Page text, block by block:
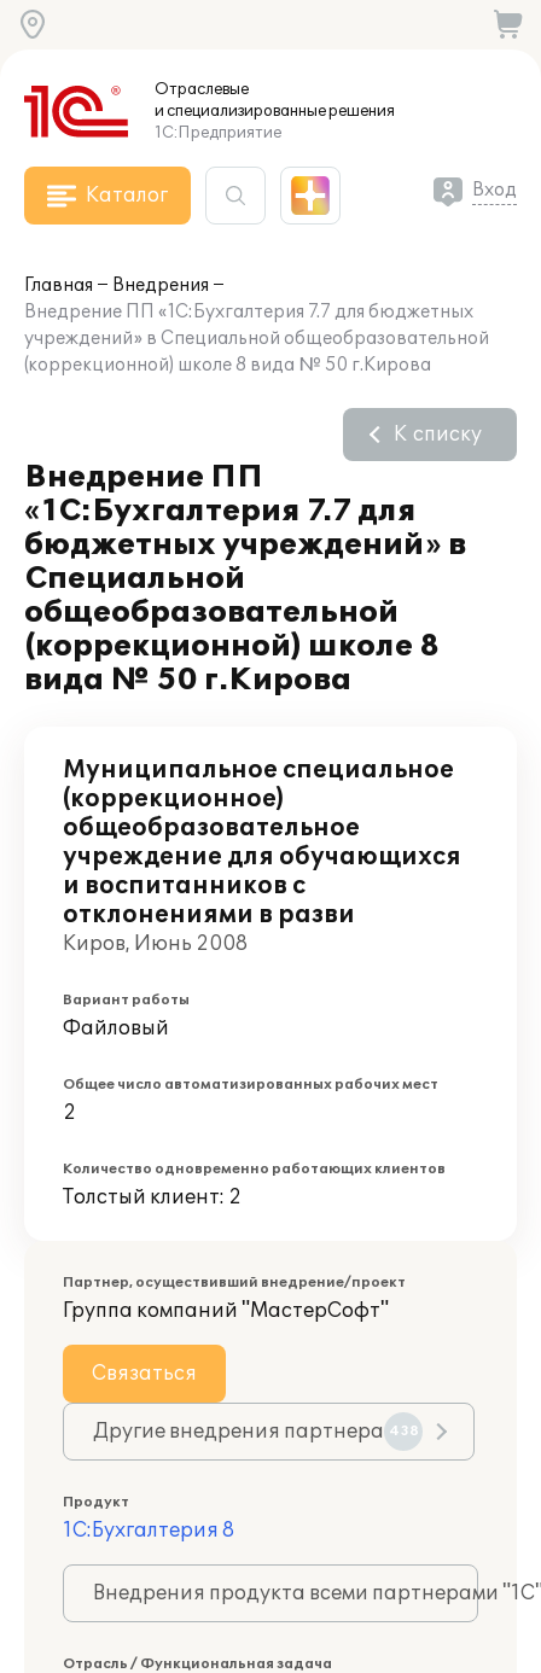
Отраслевые
и специализированныерешения
1С:Предприятие
Каталог Вход
Главная
Внедрения
Внедрение ПП «1С:Бухгалтерия 7.7 для бюджетных
учреждений» в Специальной общеобразовательной
(коррекционной) школе 8 вида № 50 г.Кирова
Внедрение ПП
«1С:Бухгалтерия 7.7 для
бюджетных учреждений» в
Специальной
общеобразовательной
(коррекционной) школе 8
вида № 50 г.Кирова
К списку
Муниципальное специальное
(коррекционное)
общеобразовательное
учреждение для обучающихся
и воспитанников с
отклонениями в разви
Киров, Июнь 2008
Вариант работы
Файловый
Общее число автоматизированных рабочих мест
2
Количество одновременно работающих клиентов
Толстый клиент: 2
Партнер, осуществивший внедрение/проект
Группа компаний "МастерСофт"
Связаться
Другие внедрения партнера 438
Продукт
1С:Бухгалтерия 8
Внедрения продукта всеми партнерами
Отрасль / Функциональная задача